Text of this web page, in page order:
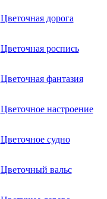
Цветочная дорога
Цветочная роспись
Цветочная фантазия
Цветочное настроение
Цветочное судно
Цветочный вальс